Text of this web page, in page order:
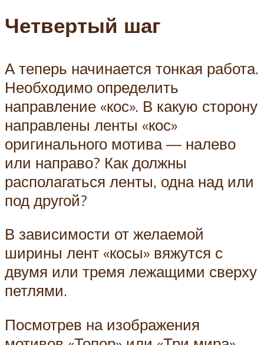
Четвертый шаг
А теперь начинается тонкая работа.
Необходимо определить
направление «кос». В какую сторону
направлены ленты «кос»
оригинального мотива — налево
или направо? Как должны
располагаться ленты, одна над или
под другой?
В зависимости от желаемой
ширины лент «косы» вяжутся с
двумя или тремя лежащими сверху
петлями.
Посмотрев на изображения